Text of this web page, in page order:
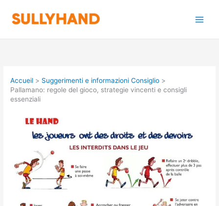
contenu
Accueil
Suggerimenti e informazioni Consiglio
Pallamano: regole del gioco, strategie vincenti e consigli
essenziali